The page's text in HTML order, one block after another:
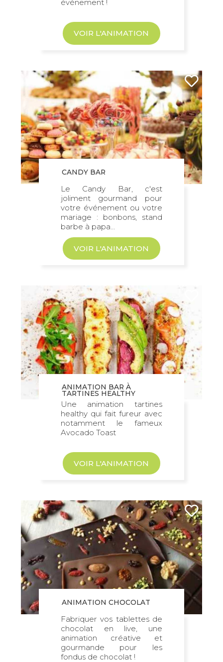
événement !
VOIR L'ANIMATION
CANDY BAR
Le Candy Bar, c'est
joliment gourmand pour
votre événement ou votre
mariage : bonbons, stand
barbe à papa...
VOIR L'ANIMATION
ANIMATION BAR À
TARTINES HEALTHY
Une animation tartines
healthy qui fait fureur avec
notamment le fameux
Avocado Toast
VOIR L'ANIMATION
ANIMATION CHOCOLAT
Fabriquer vos tablettes de
chocolat en live, une
animation créative et
gourmande pour les
fondus de chocolat !